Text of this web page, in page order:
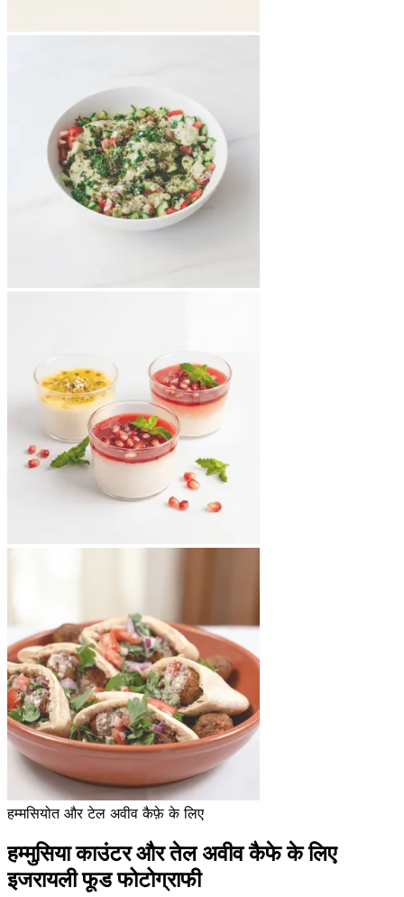
हम्मसियोत और टेल अवीव कैफ़े के लिए
हम्मुसिया काउंटर और तेल अवीव कैफे के लिए
इजरायली फूड फोटोग्राफी